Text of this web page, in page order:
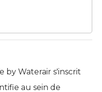
by Waterair s'inscrit
au sein de